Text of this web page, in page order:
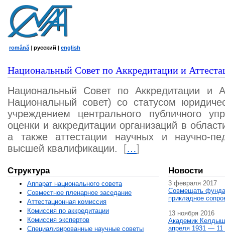
română | русский | english
Национальный Совет по Аккредитации и
Национальный Совет по Аккредитации и
Национальный совет) со статусом
учреждением центрального публичного
оценки и аккредитации организаций в
а также аттестации научных и научно-
высшей квалификации.
[…]
Структура
Аппарат национального совета
Совместное пленарное заседание
Аттестационная комисcия
Комиссия по аккредитации
Комиссия экспертов
Специализированные научные советы
Новости
3 февраля 2017
Совмещать
прикладное
13 ноября 2016
Академик
апреля 1931 — 11